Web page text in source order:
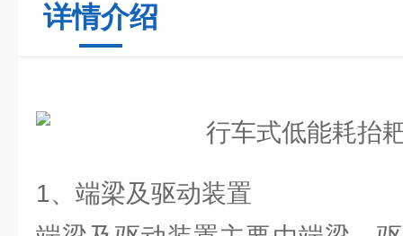
详情介绍
1、端梁及驱动装置